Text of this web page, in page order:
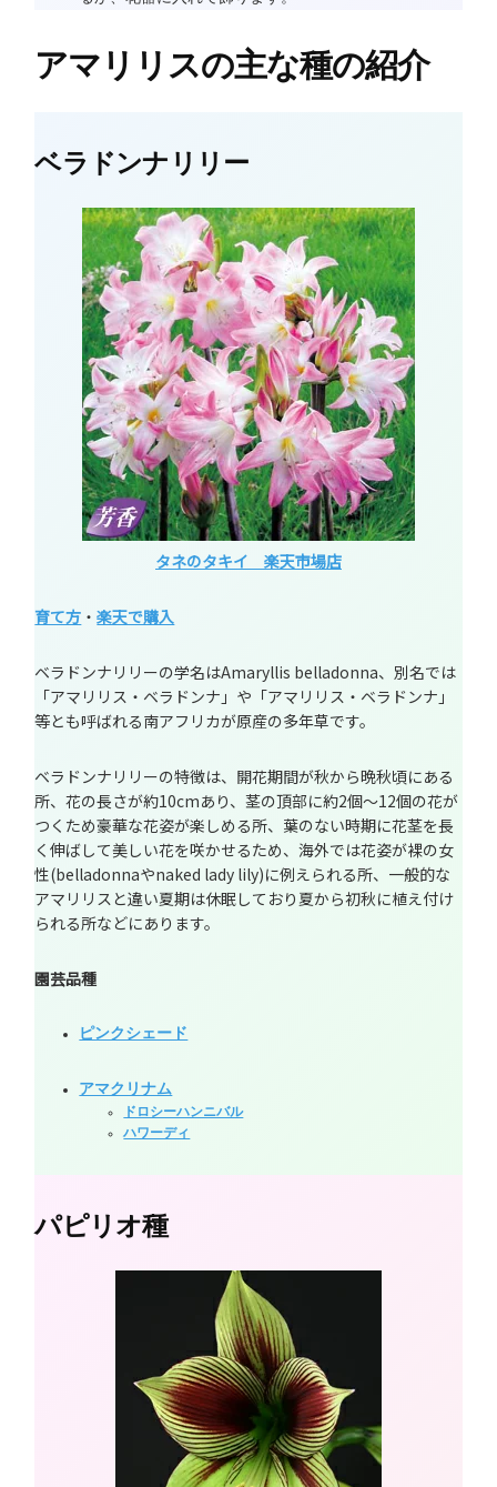
アマリリスの主な種の紹介
ベラドンナリリー
タネのタキイ 楽天市場店
育て方 ・楽天で購入
ベラドンナリリーの学名はAmaryllis belladonna、別名では
「アマリリス・ベラドンナ」や「アマリリス・ベラドンナ」
等とも呼ばれる南アフリカが原産の多年草です。
ベラドンナリリーの特徴は、開花期間が秋から晩秋頃にある
所、花の長さが約10cmあり、茎の頂部に約2個～12個の花が
つくため豪華な花姿が楽しめる所、葉のない時期に花茎を長
く伸ばして美しい花を咲かせるため、海外では花姿が裸の女
性(belladonnaやnaked lady lily)に例えられる所、一般的な
アマリリスと違い夏期は休眠しており夏から初秋に植え付け
られる所などにあります。
園芸品種
ピンクシェード
アマクリナム
ドロシーハンニバル
ハワーディ
パピリオ種